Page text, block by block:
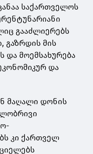
საქართველოს
გააძლიერებს
გაზრდის მის
და მოემსახურება
და
მაღალი დონის
კი ქართველ